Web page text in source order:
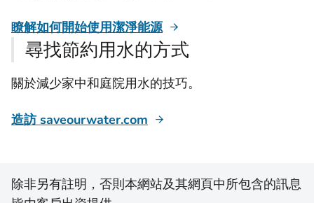
瞭解如何開始使用潔淨能源
尋找節約用水的方式
關於減少家中和庭院用水的技巧。
造訪 saveourwater.com
除非另有註明，否則本網站及其網頁中所包含的訊息